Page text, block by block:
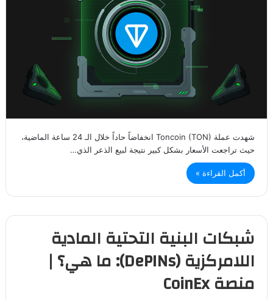
شهدت عملة Toncoin (TON) انخفاضاً حاداً خلال الـ 24 ساعة الماضية،
حيث تراجعت الأسعار بشكل كبير نتيجة لبيع الذعر الذي…
أكمل القراءة »
شبكات البنية التحتية المادية
اللامركزية (DePINs): ما هي؟ |
منصة CoinEx